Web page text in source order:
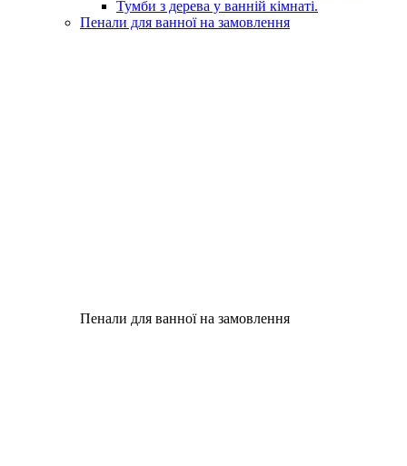
Тумби з дерева у ванній кімнаті.
Пенали для ванної на замовлення
Пенали для ванної на замовлення